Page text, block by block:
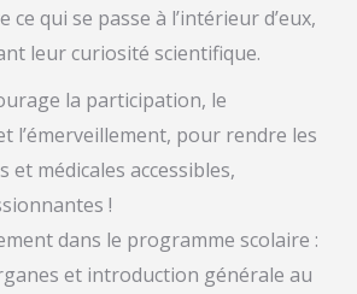
ce qui se passe à l’intérieur d’eux,
leur curiosité scientifique.
la participation, le
l’émerveillement, pour rendre les
et médicales accessibles,
!
dans le programme scolaire :
et introduction générale au